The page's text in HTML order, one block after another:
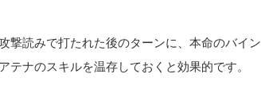
撃読みで打たれた後のターンに、本命のバイン
テナのスキルを温存しておくと効果的です。